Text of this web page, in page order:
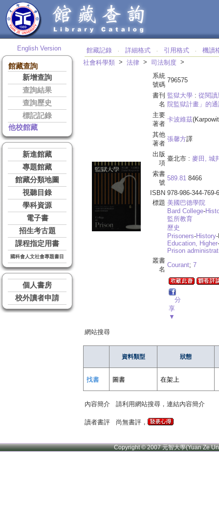
English Version
館藏查詢
新增查詢
查詢結果
查詢歷史
標記記錄
他校館藏
新進館藏
專題館藏
館藏分類地圖
視聽目錄
學科資源
電子書
招生考古題
課程指定用書
國科會人文社會專題書目
個人書房
校外讀者申請
館藏記錄 ‧ 詳細格式 ‧ 引用格式 ‧
機讀
社會科學類 > 法律 > 司法制度 >
系統
號碼
796575
書刊
名
監獄大學 : 從閱
院監獄計畫」的
主要
著者
卡波維茲
其他
著者
張馨方譯
出版
項
臺北市 : 麥田, 城
索書
號
589.81 8466
ISBN 978-986-344-769-6
標題 美國巴德學院
Bard College-
監所教育
歷史
Prisoners-History
Education, Higher-
Prison
叢書
名
Courant; 7
分
享
▼
網站搜尋
資料類型 狀態
找書 圖書 在架上
內容簡介 請利用網站搜尋，連結內容簡介
讀者書評 尚無書評，
Copyright © 2007 元智大學(Yuan Ze